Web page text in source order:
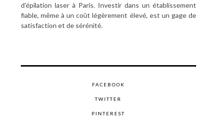
d’épilation laser à Paris. Investir dans un établissement
fiable, même à un coût légèrement élevé, est un gage de
satisfaction et de sérénité.
FACEBOOK
TWITTER
PINTEREST